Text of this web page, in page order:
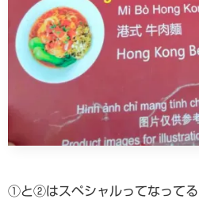
①と②はスペシャルってなって